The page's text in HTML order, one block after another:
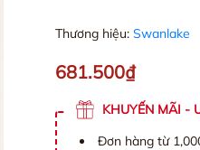
Thương hiệu: Swanlake
681.500₫
KHUYẾN MÃI -
Đơn hàng từ